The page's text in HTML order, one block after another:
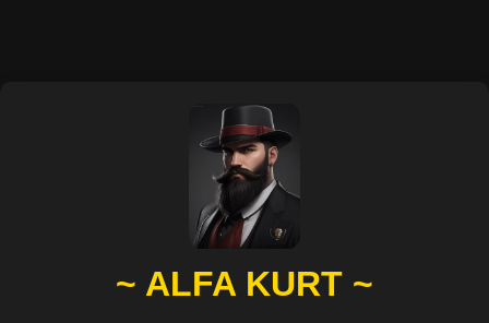
~ ALFA KURT ~